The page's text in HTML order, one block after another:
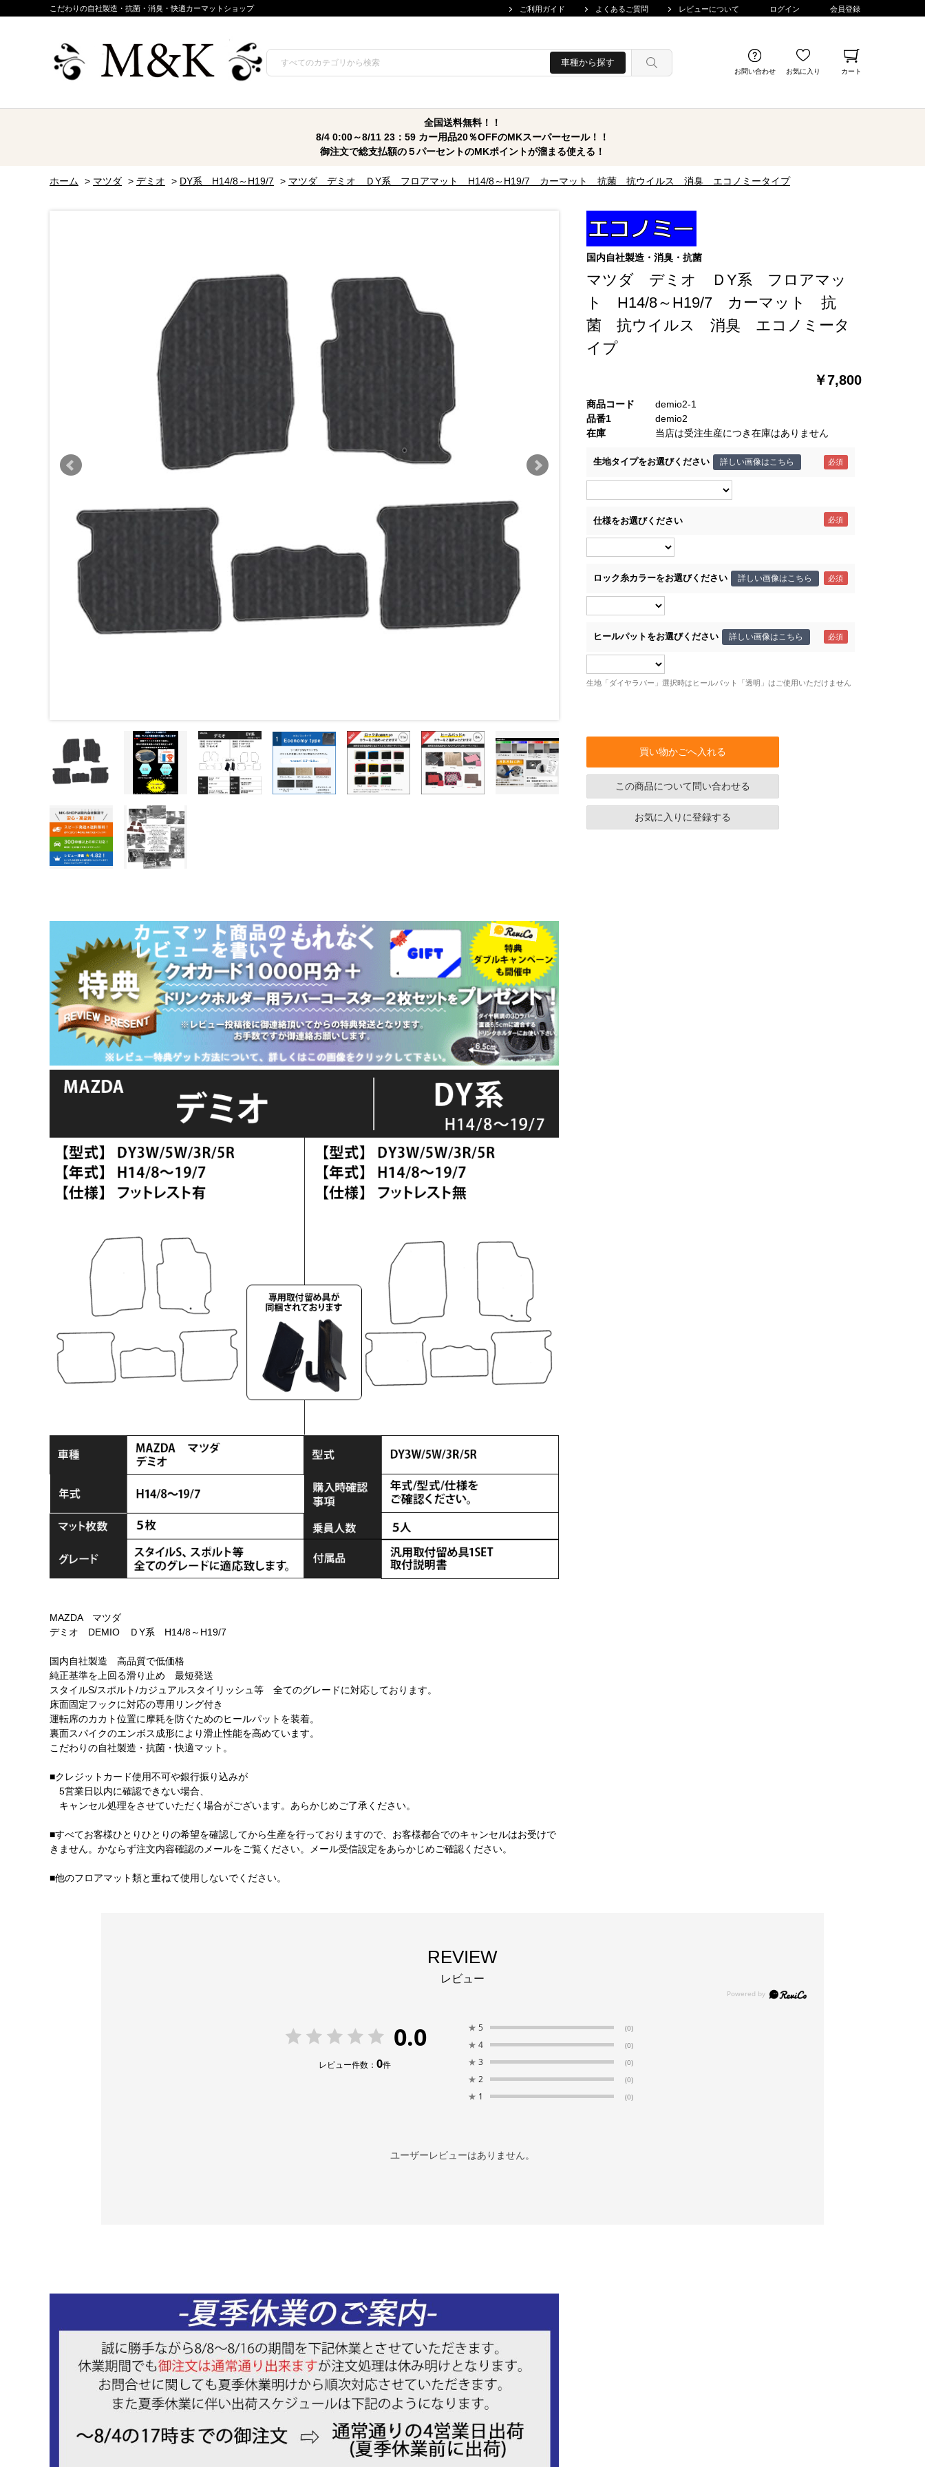
こだわりの自社製造・抗菌・消臭・快適カーマットショップ ご利用ガイド よくあるご質問 レビューについて ログイン 会員登録
車種から探す
お問い合わせ お気に入り カート
全国送料無料！！
8/4 0:00～8/11 23：59 カー用品20％OFFのMKスーパーセール！！
御注文で総支払額の５パーセントのMKポイントが溜まる使える！
ホーム > マツダ > デミオ > DY系 H14/8～H19/7 > マツダ デミオ ＤY系 フロアマット H14/8～H19/7 カーマット 抗菌 抗ウイルス 消臭 エコノミータイプ
MAZDA マツダ
デミオ DEMIO ＤY系 H14/8～H19/7
国内自社製造 高品質で低価格
純正基準を上回る滑り止め 最短発送
スタイルS/スポルト/カジュアルスタイリッシュ等 全てのグレードに対応しております。
床面固定フックに対応の専用リング付き
運転席のカカト位置に摩耗を防ぐためのヒールパットを装着。
裏面スパイクのエンボス成形により滑止性能を高めています。
こだわりの自社製造・抗菌・快適マット。
■クレジットカード使用不可や銀行振り込みが
5営業日以内に確認できない場合、
キャンセル処理をさせていただく場合がございます。あらかじめご了承ください。
■すべてお客様ひとりひとりの希望を確認してから生産を行っておりますので、お客様都合でのキャンセルはお受けで
きません。かならず注文内容確認のメールをご覧ください。メール受信設定をあらかじめご確認ください。
■他のフロアマット類と重ねて使用しないでください。
国内自社製造・消臭・抗菌
マツダ デミオ ＤY系 フロアマッ
ト H14/8～H19/7 カーマット 抗
菌 抗ウイルス 消臭 エコノミータ
イプ
￥7,800
商品コード
demio2-1
品番1
demio2
在庫
当店は受注生産につき在庫はありません
生地タイプをお選びください 詳しい画像はこちら
仕様をお選びください
ロック糸カラーをお選びください 詳しい画像はこちら
ヒールパットをお選びください 詳しい画像はこちら
生地「ダイヤラバー」選択時はヒールパット「透明」はご使用いただけません
買い物かごへ入れる
この商品について問い合わせる
お気に入りに登録する
REVIEW
レビュー
0.0
レビュー件数： 0件
★ 5 (0)
★ 4 (0)
★ 3 (0)
★ 2 (0)
★ 1 (0)
ユーザーレビューはありません。